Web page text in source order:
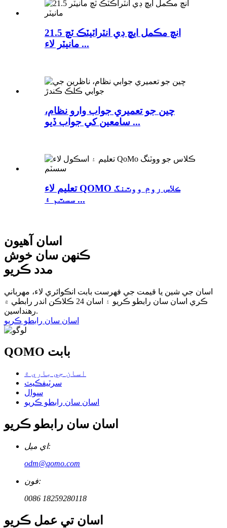
21.5 انچ مڪمل ايڇ ڊي انٽراٽيٽڪ ٽچ
مانيٽر لاء ...
چين جو تعميري جواب وارو نظام،
سامعين کي جواب ڏيو ...
تعليم لاء QOMO ڪلاس روم ووٽنگ
سسٽم ۽ ...
اسان آهيون
ڪنهن سان خوش
مدد ڪريو
اسان جي شين يا قيمت جي فهرست بابت انڪوائري لاء، مهرباني
ڪري اسان سان رابطو ڪريو ۽ اسان 24 ڪلاڪن اندر رابطي ۾
رهنداسين.
اسان سان رابطو ڪريو
QOMO بابت
اسان جي باري ۾
سرٽيفڪيٽ
سوال
اسان سان رابطو ڪريو
اسان سان رابطو ڪريو
اي ميل:
odm@qomo.com
فون:
0086 18259280118
اسان تي عمل ڪريو